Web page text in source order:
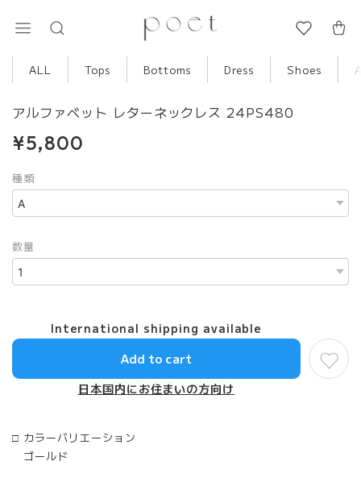
ALL Tops Bottoms Dress Shoes
アルファベット レターネックレス 24PS480
¥5,800
種類
数量
International shipping available
Add to cart
日本国内にお住まいの方向け
□ カラーバリエーション
ゴールド